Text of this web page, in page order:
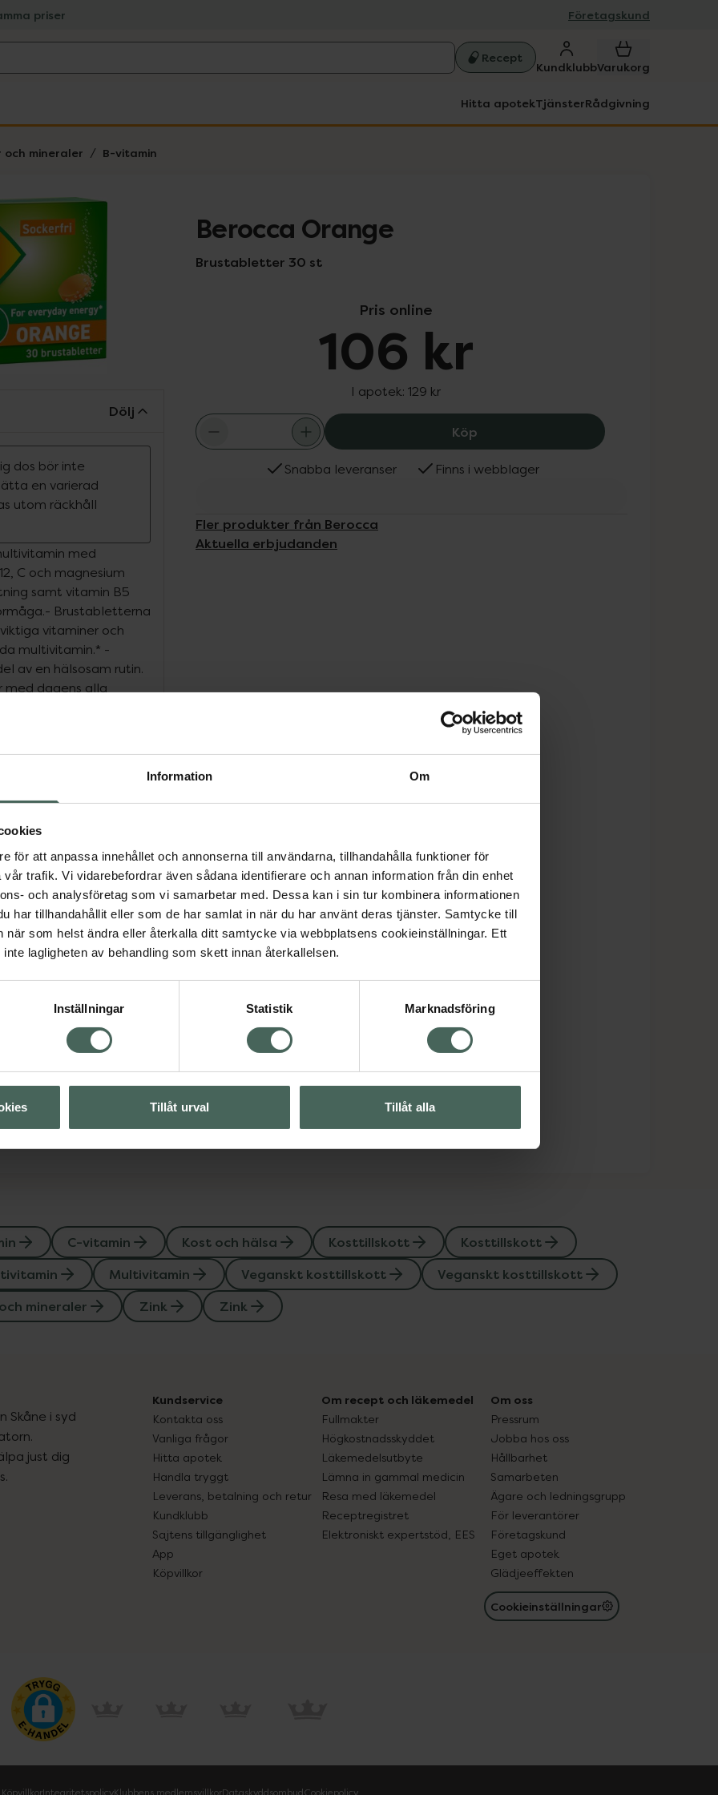
Information Om
för att anpassa innehållet och annonserna till användarna, tillhandahålla funktioner för
trafik. Vi vidarebefordrar även sådana identifierare och annan information från din enhet
och analysföretag som vi samarbetar med. Dessa kan i sin tur kombinera informationen
har tillhandahållit eller som de har samlat in när du har använt deras tjänster. Samtycke till
när som helst ändra eller återkalla ditt samtycke via webbplatsens cookieinställningar. Ett
lagligheten av behandling som skett innan återkallelsen.
Inställningar Statistik Marknadsföring
Tillåt urval Tillåt alla
priser Företagskund
Recept
KundklubbVarukorg
Hitta apotekTjänsterRådgivning
och mineraler B-vitamin
Berocca Orange
Brustabletter 30 st
Pris online
106 kr
I apotek: 129 kr
Köp Berocca Orange, 106 kr.
Snabba leveranser Finns i webblager
Fler produkter från Berocca
Aktuella erbjudanden
Dölj
dos bör inte
en varierad
utom räckhåll
med
C och magnesium
samt vitamin B5
Brustabletterna
vitaminer och
multivitamin.* -
av en hälsosam rutin.
med dagens alla
Berocca® Energy
No.1
Nielsen,
Energy: Vitamin
till minskad
B9, B12, C och
funktion.Berocca® är
varierad kost eller
och hälsa
Multivitamin
kosttillskott
ZinkZink
Visa
C-vitamin Kost och hälsa Kosttillskott
Kosttillskott
Multivitamin Veganskt kosttillskott
Veganskt kosttillskott
mineraler Zink Zink
Skåne i syd
just dig
Kundservice
Kontakta oss
Vanliga frågor
Hitta apotek
Handla tryggt
Leverans, betalning och retur
Kundklubb
Sajtens tillgänglighet
App
Köpvillkor
Om recept och läkemedel
Fullmakter
Högkostnadsskyddet
Läkemedelsutbyte
Lämna in gammal medicin
Resa med läkemedel
Receptregistret
Elektroniskt expertstöd, EES
Om oss
Pressrum
Jobba hos oss
Hållbarhet
Samarbeten
Ägare och ledningsgrupp
För leverantörer
Företagskund
Eget apotek
Glädjeeffekten
Cookieinställningar
KöpvillkorIntegritetspolicyKlubbens medlemsvillkorDataskyddsombudCookiepolicy